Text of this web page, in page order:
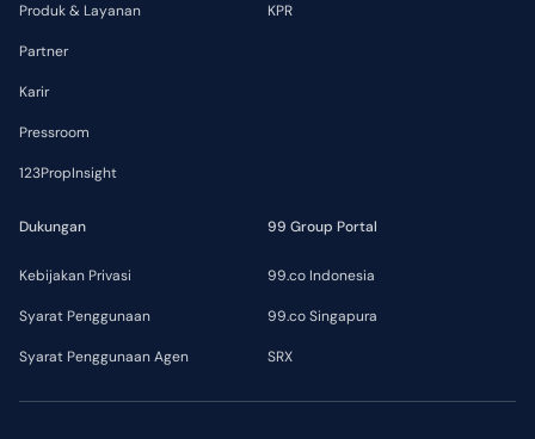
Produk & Layanan
Partner
Karir
Pressroom
123PropInsight
KPR
Dukungan
Kebijakan Privasi
Syarat Penggunaan
Syarat Penggunaan Agen
99 Group Portal
99.co Indonesia
99.co Singapura
SRX